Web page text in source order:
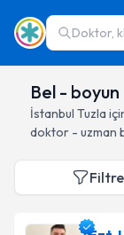
Doktor,
Bel - boyun
İstanbul Tuzla
doktor - uzman